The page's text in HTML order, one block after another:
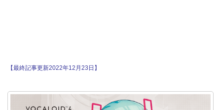
【最終記事更新2022年12月23日】